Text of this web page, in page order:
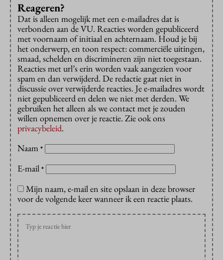
Reageren?
Dat is alleen mogelijk met een e-mailadres dat is
verbonden aan de VU. Reacties worden gepubliceerd
met voornaam of initiaal en achternaam. Houd je bij
het onderwerp, en toon respect: commerciële uitingen,
smaad, schelden en discrimineren zijn niet toegestaan.
Reacties met url’s erin worden vaak aangezien voor
spam en dan verwijderd. De redactie gaat niet in
discussie over verwijderde reacties. Je e-mailadres wordt
niet gepubliceerd en delen we niet met derden. We
gebruiken het alleen als we contact met je zouden
willen opnemen over je reactie. Zie ook ons
privacybeleid.
Naam *
E-mail *
Mijn naam, e-mail en site opslaan in deze browser
voor de volgende keer wanneer ik een reactie plaats.